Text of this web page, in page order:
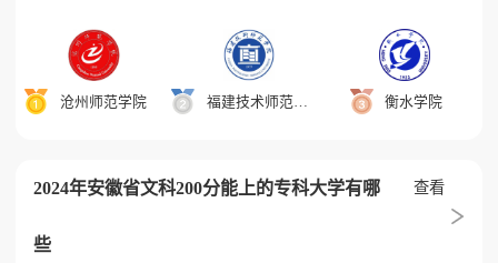
沧州师范学院 福建技术师范学院 衡水学院
2024年安徽省文科200分能上的专科大学有哪
些
查看